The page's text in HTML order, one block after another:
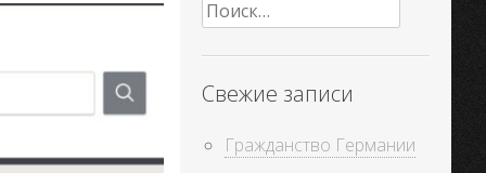
Найти:
Свежие записи
Гражданство Германии